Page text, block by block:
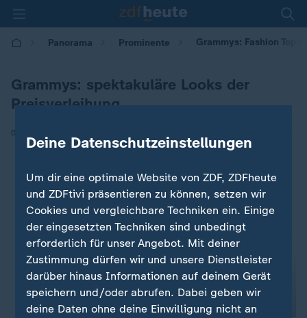
Panorama Prominente Grammys: Fashion Tops
Grammys: spektakuläre Looks der
Preisverleihung
02.02.2026 | 13:00
Deine Datenschutzeinstellungen
Um dir eine optimale Website von ZDF, ZDFheute
und ZDFtivi präsentieren zu können, setzen wir
Cookies und vergleichbare Techniken ein. Einige
der eingesetzten Techniken sind unbedingt
erforderlich für unser Angebot. Mit deiner
Zustimmung dürfen wir und unsere Dienstleister
darüber hinaus Informationen auf deinem Gerät
speichern und/oder abrufen. Dabei geben wir
deine Daten ohne deine Einwilligung nicht an